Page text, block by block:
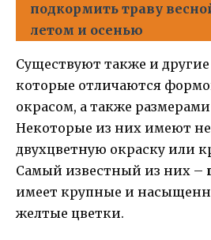
подкормить траву
летом и осенью
Существуют также и
которые отличаются
окрасом, а также
Некоторые из них имеют
двухцветную окраску или
Самый известный из них –
имеет крупные и
желтые цветки.